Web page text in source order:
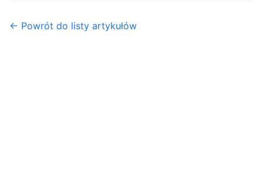
← Powrót do listy artykułów